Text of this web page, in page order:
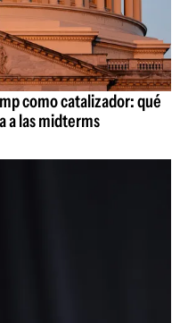
como catalizador: qué
a las midterms